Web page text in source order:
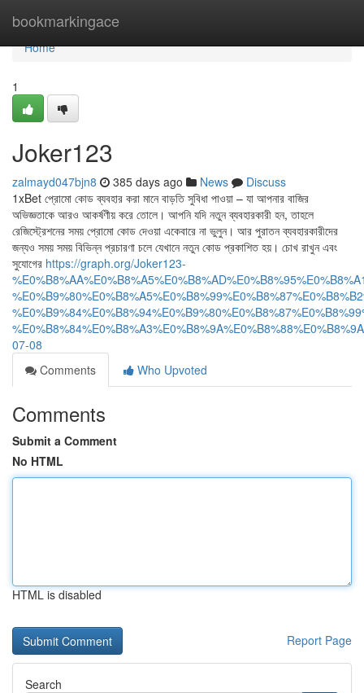
bookmarkingace
Home
Home
1
Joker123
zalmayd047bjn8 385 days ago News
Discuss
1xBet প্রোমো কোড ব্যবহার করা মানে বাড়তি সুবিধা পাওয়া – যা আপনার বাজির
অভিজ্ঞতাকে আরও আকর্ষণীয় করে তোলে। আপনি যদি নতুন ব্যবহারকারী হন, তাহলে
রেজিস্ট্রেশনের সময় প্রোমো কোড দেওয়া একেবারে না ভুলুন। আর পুরাতন ব্যবহারকারীদের
জন্যও সময় সময় বিভিন্ন প্রচারণা চলে যেখানে নতুন কোড প্রকাশিত হয়। চোখ রাখুন এবং
সুযোগের https://graph.org/Joker123-
07-08
Comments
Who Upvoted
Comments
Submit a Comment
No HTML
HTML is disabled
Report Page
Search